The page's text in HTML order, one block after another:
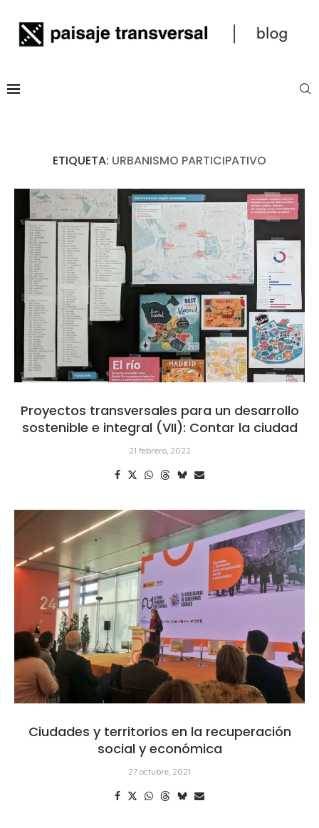
ETIQUETA: URBANISMO PARTICIPATIVO
Proyectos transversales para un desarrollo
sostenible e integral (VII): Contar la ciudad
21 febrero, 2022
Ciudades y territorios en la recuperación
social y económica
27 octubre, 2021